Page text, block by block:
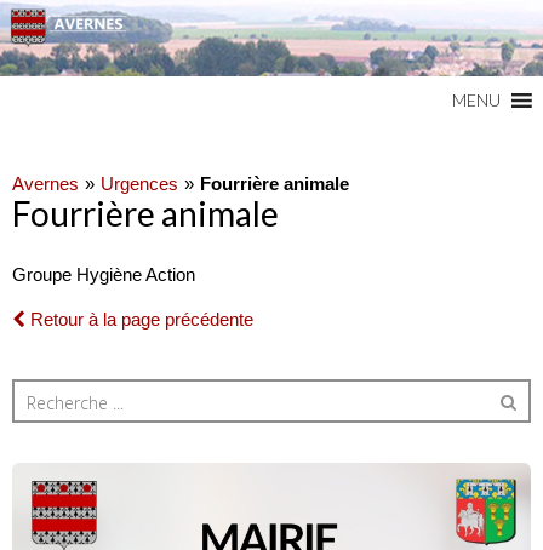
MENU
Avernes Urgences Fourrière animale
Fourrière animale
Groupe Hygiène Action
Retour à la page précédente